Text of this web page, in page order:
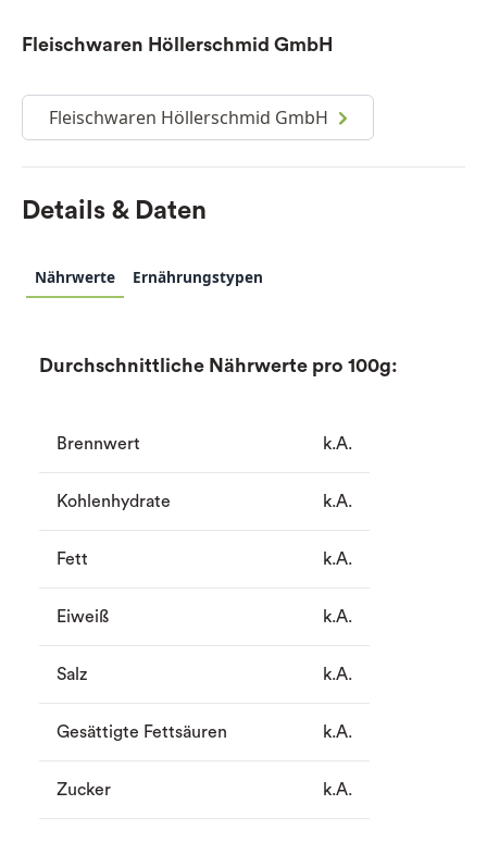
Fleischwaren Höllerschmid GmbH
Fleischwaren Höllerschmid GmbH
Details & Daten
Nährwerte Ernährungstypen
Durchschnittliche Nährwerte pro 100g:
Brennwert k.A.
Kohlenhydrate k.A.
Fett k.A.
Eiweiß k.A.
Salz k.A.
Gesättigte Fettsäuren k.A.
Zucker k.A.